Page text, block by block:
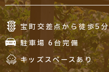
宝町交差点から徒歩5分
駐車場 6台完備
キッズスペースあり